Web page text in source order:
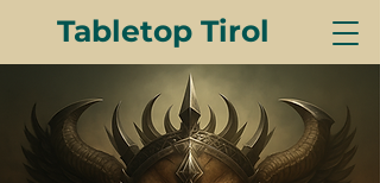
Tabletop Tirol